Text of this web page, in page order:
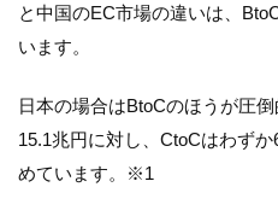
と中国のEC市場の違いは、
います。
日本の場合はBtoCのほうが圧
15.1兆円に対し、CtoCはわず
めています。※1